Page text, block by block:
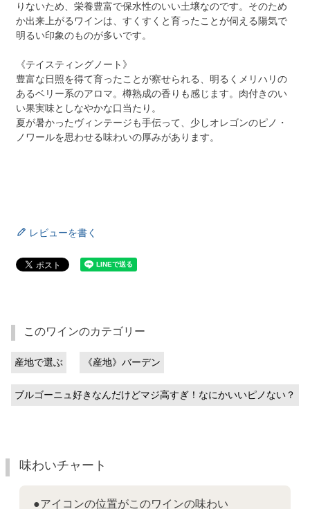
りないため、栄養豊富で保水性のいい土壌なのです。そのため
か出来上がるワインは、すくすくと育ったことが伺える陽気で
明るい印象のものが多いです。
《テイスティングノート》
豊富な日照を得て育ったことが察せられる、明るくメリハリの
あるベリー系のアロマ。樽熟成の香りも感じます。肉付きのい
い果実味としなやかな口当たり。
夏が暑かったヴィンテージも手伝って、少しオレゴンのピノ・
ノワールを思わせる味わいの厚みがあります。
レビューを書く
このワインのカテゴリー
産地で選ぶ 《産地》バーデン
ブルゴーニュ好きなんだけどマジ高すぎ！なにかいいピノない？
味わいチャート
●アイコンの位置がこのワインの味わい